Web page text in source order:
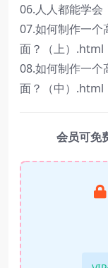
06.人人都能学
07.如何制作一个
面？（上）.html
08.如何制作一个
面？（中）.html
会员可免